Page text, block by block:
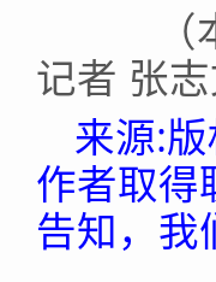
（本
记者 张志
来源:
作者取得
告知，我